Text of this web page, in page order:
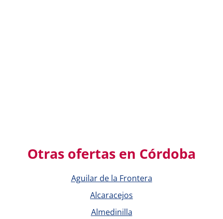
Otras ofertas en Córdoba
Aguilar de la Frontera
Alcaracejos
Almedinilla